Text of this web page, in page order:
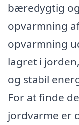
bæredygtig
opvarmning
opvarmning
lagret i
og stabil
For at finde
jordvarme er